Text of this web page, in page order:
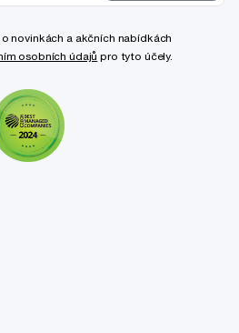
novinkách a akčních nabídkách
osobních údajů pro tyto účely.